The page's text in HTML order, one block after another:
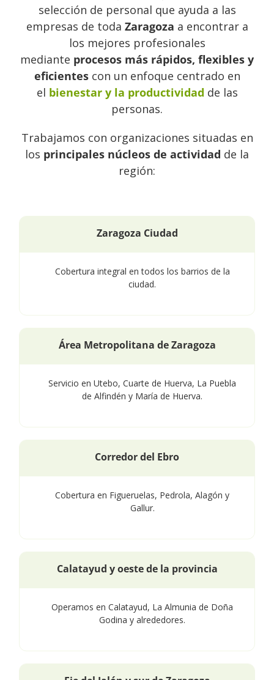
selección de personal que ayuda a las
empresas de toda Zaragoza a encontrar a
los mejores profesionales
mediante procesos más rápidos, flexibles y
eficientescon un enfoque centrado en
el bienestar y la productividad de las
personas.
Trabajamos con organizaciones situadas en
los principales núcleos de actividad de la
región:
Zaragoza Ciudad
Cobertura integral en todos los barrios de la
ciudad.
Área Metropolitana de Zaragoza
Servicio en Utebo, Cuarte de Huerva, La Puebla
de Alfindén y María de Huerva.
Corredor del Ebro
Cobertura en Figueruelas, Pedrola, Alagón y
Gallur.
Calatayud y oeste de la provincia
Operamos en Calatayud, La Almunia de Doña
Godina y alrededores.